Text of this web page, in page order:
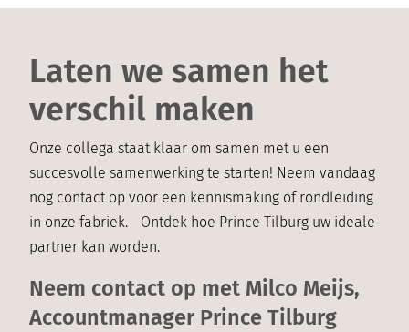
Laten we samen het
verschil maken
Onze collega staat klaar om samen met u een
succesvolle samenwerking te starten! Neem vandaag
nog contact op voor een kennismaking of rondleiding
in onze fabriek. Ontdek hoe Prince Tilburg uw ideale
partner kan worden.
Neem contact op met Milco Meijs,
Accountmanager Prince Tilburg